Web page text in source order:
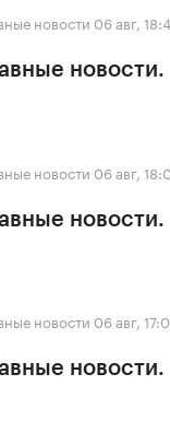
новости 06 авг,
новости 06 авг,
новости 06 авг,